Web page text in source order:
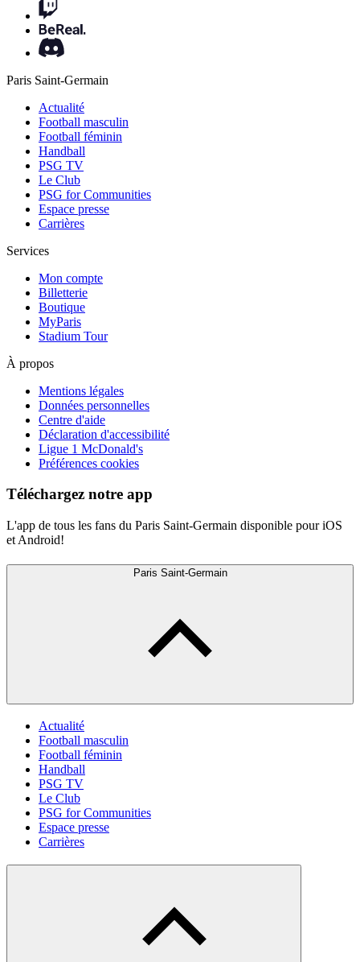
Paris Saint-Germain
Actualité
Football masculin
Football féminin
Handball
PSG TV
Le Club
PSG for Communities
Espace presse
Carrières
Services
Mon compte
Billetterie
Boutique
MyParis
Stadium Tour
À propos
Mentions légales
Données personnelles
Centre d'aide
Déclaration d'accessibilité
Ligue 1 McDonald's
Préférences cookies
Téléchargez notre app
L'app de tous les fans du Paris Saint-Germain disponible pour iOS
et Android!
Paris Saint-Germain
Actualité
Football masculin
Football féminin
Handball
PSG TV
Le Club
PSG for Communities
Espace presse
Carrières